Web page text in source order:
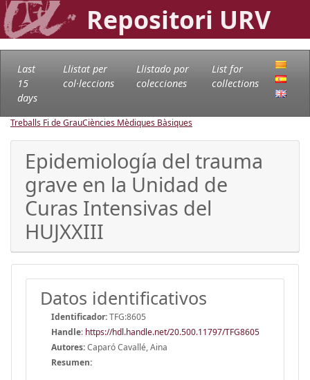
Repositori URV
Last
15
days
Llistat per
col·leccions
Llistado por
colecciones
List for
collections
Treballs Fi de GrauCiències Mèdiques Bàsiques
Epidemiología del trauma
grave en la Unidad de
Curas Intensivas del
HUJXXIII
Datos identificativos
Identificador:TFG:8605
Handle: https://hdl.handle.net/20.500.11797/TFG8605
Autores:Caparó Cavallé, Aina
Resumen: